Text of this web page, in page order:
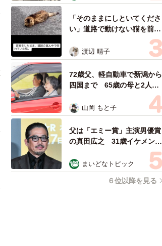
「行動され立派」
「そのままにしといてくださ
い」道路で動けない猫を前に
返された一言… 懸命に生き
ようとした4日間 「命の重
さはみんな同じ」保護団体代
表の訴え
渡辺 晴子
72歳父、軽自動車で新潟から
四国まで 65歳の母と2人で
3泊4日の旅 パーキングの休
憩まで分刻み… 「大学生で
も組まねえよ！」
山岡 もと子
父は「エミー賞」主演男優賞
の真田広之 31歳イケメン俳
優が長髪ヒゲのワイルド近影
「ガチヒロさんそっくり」
「新たな一面もステキ」
まいどなトピック
６位以降を見る